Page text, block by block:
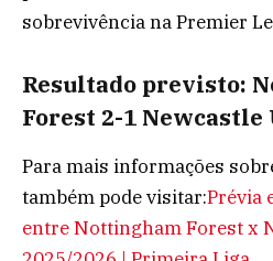
sobrevivência na Premier
Resultado previsto:
Forest 2-1
Para mais informações
também pode visitar:Prévia
entre Nottingham Forest x